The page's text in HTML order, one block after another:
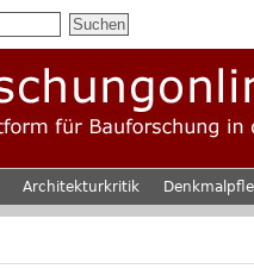
Architekturkritik